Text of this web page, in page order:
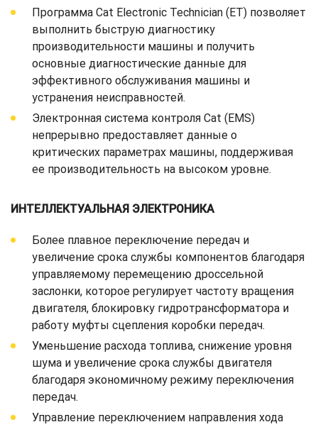
Программа Cat Electronic Technician (ET) позволяет
выполнить быструю диагностику
производительности машины и получить
основные диагностические данные для
эффективного обслуживания машины и
устранения неисправностей.
Электронная система контроля Cat (EMS)
непрерывно предоставляет данные о
критических параметрах машины, поддерживая
ее производительность на высоком уровне.
ИНТЕЛЛЕКТУАЛЬНАЯ ЭЛЕКТРОНИКА
Более плавное переключение передач и
увеличение срока службы компонентов благодаря
управляемому перемещению дроссельной
заслонки, которое регулирует частоту вращения
двигателя, блокировку гидротрансформатора и
работу муфты сцепления коробки передач.
Уменьшение расхода топлива, снижение уровня
шума и увеличение срока службы двигателя
благодаря экономичному режиму переключения
передач.
Управление переключением направления хода